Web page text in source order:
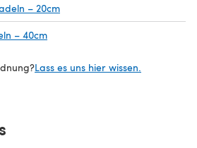
– 20cm
– 40cm
Lass es uns hier wissen.